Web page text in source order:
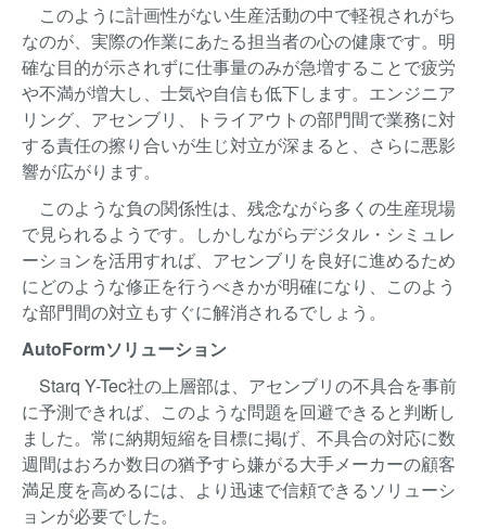
このように計画性がない生産活動の中で軽視されがち
なのが、実際の作業にあたる担当者の心の健康です。明
確な目的が示されずに仕事量のみが急増することで疲労
や不満が増大し、士気や自信も低下します。エンジニア
リング、アセンブリ、トライアウトの部門間で業務に対
する責任の擦り合いが生じ対立が深まると、さらに悪影
響が広がります。
このような負の関係性は、残念ながら多くの生産現場
で見られるようです。しかしながらデジタル・シミュレ
ーションを活用すれば、アセンブリを良好に進めるため
にどのような修正を行うべきかが明確になり、このよう
な部門間の対立もすぐに解消されるでしょう。
AutoFormソリューション
Starq Y-Tec社の上層部は、アセンブリの不具合を事前
に予測できれば、このような問題を回避できると判断し
ました。常に納期短縮を目標に掲げ、不具合の対応に数
週間はおろか数日の猶予すら嫌がる大手メーカーの顧客
満足度を高めるには、より迅速で信頼できるソリューシ
ョンが必要でした。